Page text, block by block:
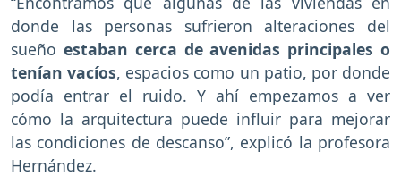
donde las personas sufrieron alteraciones del
sueño estaban cerca de avenidas principales o
tenían vacíos, espacios como un patio, por donde
podía entrar el ruido. Y ahí empezamos a ver
cómo la arquitectura puede influir para mejorar
las condiciones de descanso”, explicó la profesora
Hernández.